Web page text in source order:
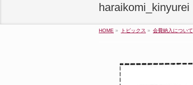
haraikomi_kinyurei
HOME » トピックス » 会費納入について